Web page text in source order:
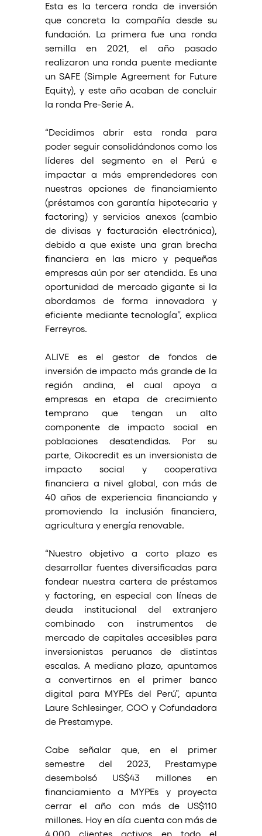
Esta es la tercera ronda de inversión
que concreta la compañía desde su
fundación. La primera fue una ronda
semilla en 2021, el año pasado
realizaron una ronda puente mediante
un SAFE (Simple Agreement for Future
Equity), y este año acaban de concluir
la ronda Pre-Serie A.
“Decidimos abrir esta ronda para
poder seguir consolidándonos como los
líderes del segmento en el Perú e
impactar a más emprendedores con
nuestras opciones de financiamiento
(préstamos con garantía hipotecaria y
factoring) y servicios anexos (cambio
de divisas y facturación electrónica),
debido a que existe una gran brecha
financiera en las micro y pequeñas
empresas aún por ser atendida. Es una
oportunidad de mercado gigante si la
abordamos de forma innovadora y
eficiente mediante tecnología”, explica
Ferreyros.
ALIVE es el gestor de fondos de
inversión de impacto más grande de la
región andina, el cual apoya a
empresas en etapa de crecimiento
temprano que tengan un alto
componente de impacto social en
poblaciones desatendidas. Por su
parte, Oikocredit es un inversionista de
impacto social y cooperativa
financiera a nivel global, con más de
40 años de experiencia financiando y
promoviendo la inclusión financiera,
agricultura y energía renovable.
“Nuestro objetivo a corto plazo es
desarrollar fuentes diversificadas para
fondear nuestra cartera de préstamos
y factoring, en especial con líneas de
deuda institucional del extranjero
combinado con instrumentos de
mercado de capitales accesibles para
inversionistas peruanos de distintas
escalas. A mediano plazo, apuntamos
a convertirnos en el primer banco
digital para MYPEs del Perú”, apunta
Laure Schlesinger, COO y Cofundadora
de Prestamype.
Cabe señalar que, en el primer
semestre del 2023, Prestamype
desembolsó US$43 millones en
financiamiento a MYPEs y proyecta
cerrar el año con más de US$110
millones. Hoy en día cuenta con más de